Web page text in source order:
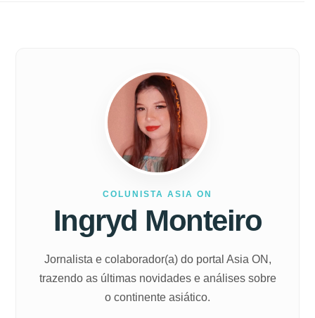
COLUNISTA ASIA ON
Ingryd Monteiro
Jornalista e colaborador(a) do portal Asia ON,
trazendo as últimas novidades e análises sobre
o continente asiático.